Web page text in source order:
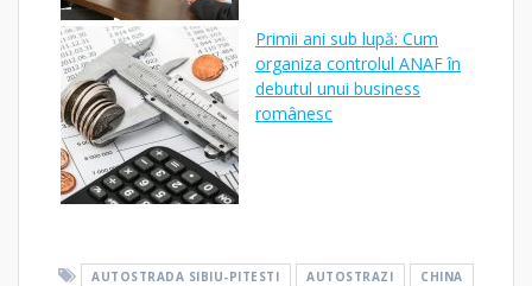
Primii ani sub lupă: Cum
organiza controlul ANAF în
debutul unui business
românesc
AUTOSTRADA SIBIU-PITESTI AUTOSTRAZI
CHINA